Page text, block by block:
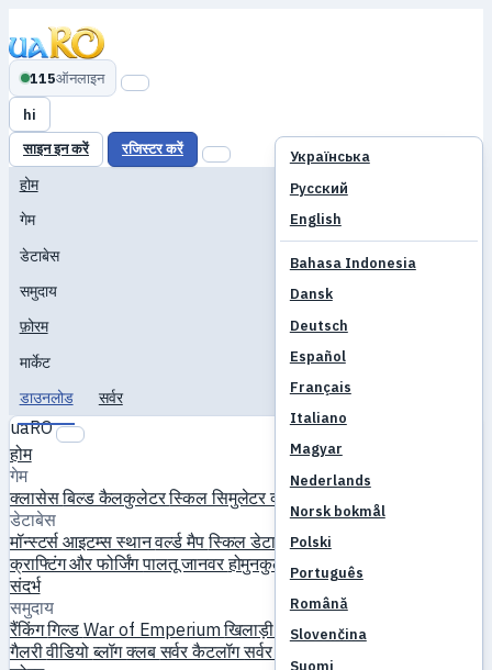
115ऑनलाइन
hi
Українська
Русский
English
Bahasa Indonesia
Dansk
Deutsch
Español
Français
Italiano
Magyar
Nederlands
Norsk bokmål
Polski
Português
Română
Slovenčina
Suomi
साइन इन करें रजिस्टर करें
होम
गेम
डेटाबेस
समुदाय
फ़ोरम
मार्केट
डाउनलोड
सर्वर
uaRO
होम
गेम
क्लासेसबिल्ड कैलकुलेटरस्किल सिमुलेटरक्वेस्ट
डेटाबेस
मॉन्स्टर्सआइटम्सस्थानवर्ल्ड मैपस्किल डेटाबेसMVP टाइमर
क्राफ्टिंग और फोर्जिंगपालतू जानवरहोमुनकुलीलेवलिंग तुलना करें
संदर्भ
समुदाय
रैंकिंगगिल्ड War of Emperiumखिलाड़ी प्रोफाइलशादियां
गैलरीवीडियोब्लॉगक्लबसर्वर कैटलॉगसर्वर समीक्षाएँ